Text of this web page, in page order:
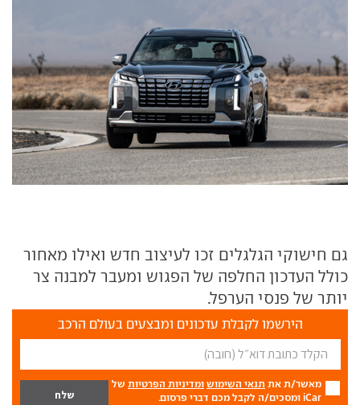
גם חישוקי הגלגלים זכו לעיצוב חדש ואילו מאחור
כולל העדכון החלפה של הפגוש ומעבר למבנה צר
יותר של פנסי הערפל.
הירשמו לקבלת עדכונים ומבצעים בעולם הרכב
מאשר/ת את תנאי השימוש ומדיניות הפרטיות של
iCar ומסכים/ה לקבל מכם דברי פרסום.